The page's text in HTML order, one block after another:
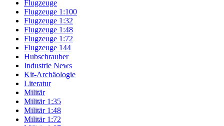
Flugzeuge
Flugzeuge 1:100
Flugzeuge 1:32
Flugzeuge 1:48
Flugzeuge 1:72
Flugzeuge 144
Hubschrauber
Industrie News
Kit-Archäologie
Literatur
Militär
Militär 1:35
Militär 1:48
Militär 1:72